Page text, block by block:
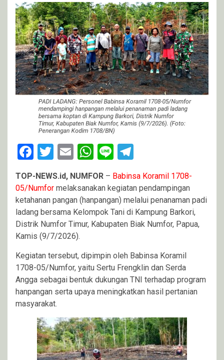
Facebook
Twitter
EmailWhatsApp
Line
TOP-NEWS.id, NUMFOR – Babinsa Koramil 1708-
05/Numfor melaksanakan kegiatan pendampingan
ketahanan pangan (hanpangan) melalui penanaman padi
ladang bersama Kelompok Tani di Kampung Barkori,
Distrik Numfor Timur, Kabupaten Biak Numfor, Papua,
Kamis (9/7/2026).
Kegiatan tersebut, dipimpin oleh Babinsa Koramil
1708-05/Numfor, yaitu Sertu Frengklin dan Serda
Angga sebagai bentuk dukungan TNI terhadap program
hanpangan serta upaya meningkatkan hasil pertanian
masyarakat.